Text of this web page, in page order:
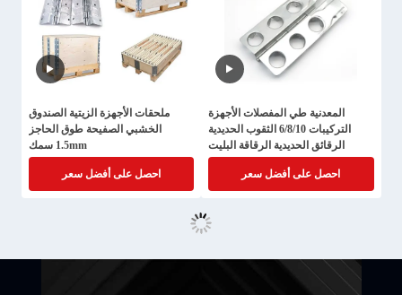
المعدنية طي المفصلات الأجهزة
التركيبات 6/8/10 الثقوب الحديدية
الرقائق الحديدية الرقاقة البليت
المفصلة الخشبية الخشبية الخشبية
احصل على أفضل سعر
ملحقات الأجهزة الزيتية الصندوق
الخشبي الصفيحة طوق الحاجز
1.5mm سمك
احصل على أفضل سعر